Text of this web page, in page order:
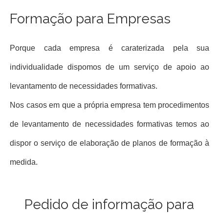
Formação para Empresas
Porque cada empresa é caraterizada pela sua
individualidade dispomos de um serviço de apoio ao
levantamento de necessidades formativas.
Nos casos em que a própria empresa tem procedimentos
de levantamento de necessidades formativas temos ao
dispor o serviço de elaboração de planos de formação à
medida.
Pedido de informação para